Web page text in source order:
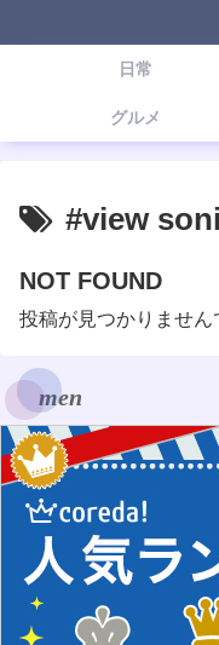
日常
グルメ
#view
NOT FOUND
投稿が見つかりません
men